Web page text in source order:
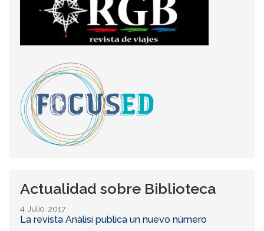
Actualidad sobre Biblioteca
4 Julio, 2017
La revista Anàlisi publica un nuevo número